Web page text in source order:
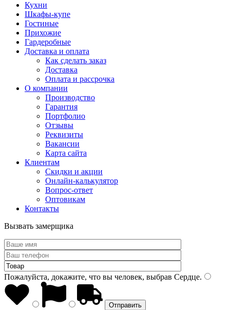
Кухни
Шкафы-купе
Гостиные
Прихожие
Гардеробные
Доставка и оплата
Как сделать заказ
Доставка
Оплата и рассрочка
О компании
Производство
Гарантия
Портфолио
Отзывы
Реквизиты
Вакансии
Карта сайта
Клиентам
Скидки и акции
Онлайн-калькулятор
Вопрос-ответ
Оптовикам
Контакты
Вызвать замерщика
Пожалуйста, докажите, что вы человек, выбрав Сердце.